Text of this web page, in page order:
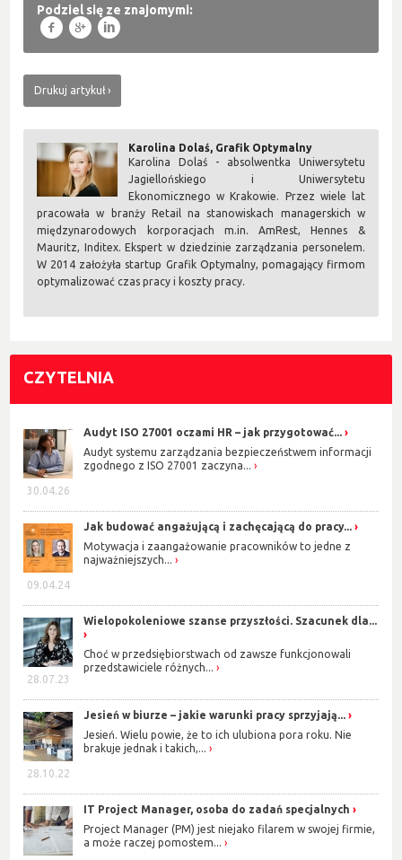
Podziel się ze znajomymi:
f g l
Drukuj artykuł
Karolina Dolaś, Grafik Optymalny
Karolina Dolaś - absolwentka Uniwersytetu
Jagiellońskiego i Uniwersytetu
Ekonomicznego w Krakowie. Przez wiele lat
pracowała w branży Retail na stanowiskach managerskich w
międzynarodowych korporacjach m.in. AmRest, Hennes &
Mauritz, Inditex. Ekspert w dziedzinie zarządzania personelem.
W 2014 założyła startup Grafik Optymalny, pomagający firmom
optymalizować czas pracy i koszty pracy.
CZYTELNIA
30.04.26
Audyt ISO 27001 oczami HR – jak przygotować...
Audyt systemu zarządzania bezpieczeństwem informacji
zgodnego z ISO 27001 zaczyna...
09.04.24
Jak budować angażującą i zachęcającą do pracy...
Motywacja i zaangażowanie pracowników to jedne z
najważniejszych...
28.07.23
Wielopokoleniowe szanse przyszłości. Szacunek dla...
Choć w przedsiębiorstwach od zawsze funkcjonowali
przedstawiciele różnych...
28.10.22
Jesień w biurze – jakie warunki pracy sprzyjają...
Jesień. Wielu powie, że to ich ulubiona pora roku. Nie
brakuje jednak i takich,...
IT Project Manager, osoba do zadań specjalnych
Project Manager (PM) jest niejako filarem w swojej firmie,
a może raczej pomostem...